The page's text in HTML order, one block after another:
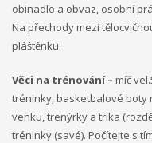
obinadlo a obvaz, osobní
Na přechody mezi
pláštěnku.
Věci na trénování – míč
tréninky, basketbalové boty
venku, trenýrky a trika
tréninky (savé). Počítejte s